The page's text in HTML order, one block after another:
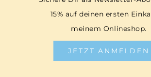
15% auf deinen ersten
meinem Onlineshop.
JETZT ANMELDEN